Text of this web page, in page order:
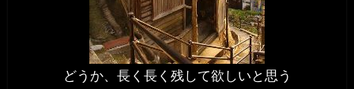
どうか、長く長く残して欲しいと思う